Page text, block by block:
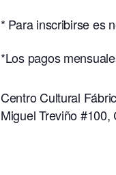
* Para inscribirse es
*Los pagos
Centro Cultural
Miguel Treviño